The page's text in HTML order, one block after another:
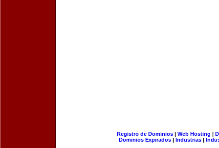
Registro de Dominios| Web Hosting |
Dominios Expirados | Industrias |